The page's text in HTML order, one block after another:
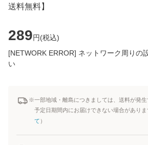
送料無料】
289円(税込)
[NETWORK ERROR] ネットワーク周りの
い
※一部地域・離島につきましては、送料が発
予定日期間内にお届けできない場合がありま
て ）